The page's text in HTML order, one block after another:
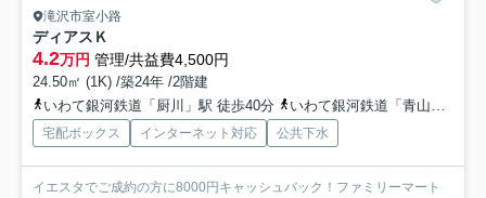
滝沢市室小路
ディアスＫ
4.2万円 管理/共益費4,500円
24.50㎡ (1K) /築24年 /2階建
いわて銀河鉄道「厨川」駅 徒歩40分
いわて銀河鉄道「青山」駅 徒歩47分
宅配ボックス インターネット対応 公共下水
イエスタでご成約の方に8000円キャッシュバック！ファミリーマート